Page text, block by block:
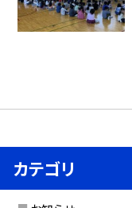
カテゴリ